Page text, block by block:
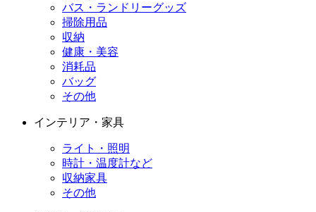
バス・ランドリーグッズ
掃除用品
収納
健康・美容
消耗品
バッグ
その他
インテリア・家具
ライト・照明
時計・温度計など
収納家具
その他